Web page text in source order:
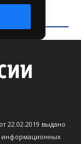
22.02.2019 выдано
информационных